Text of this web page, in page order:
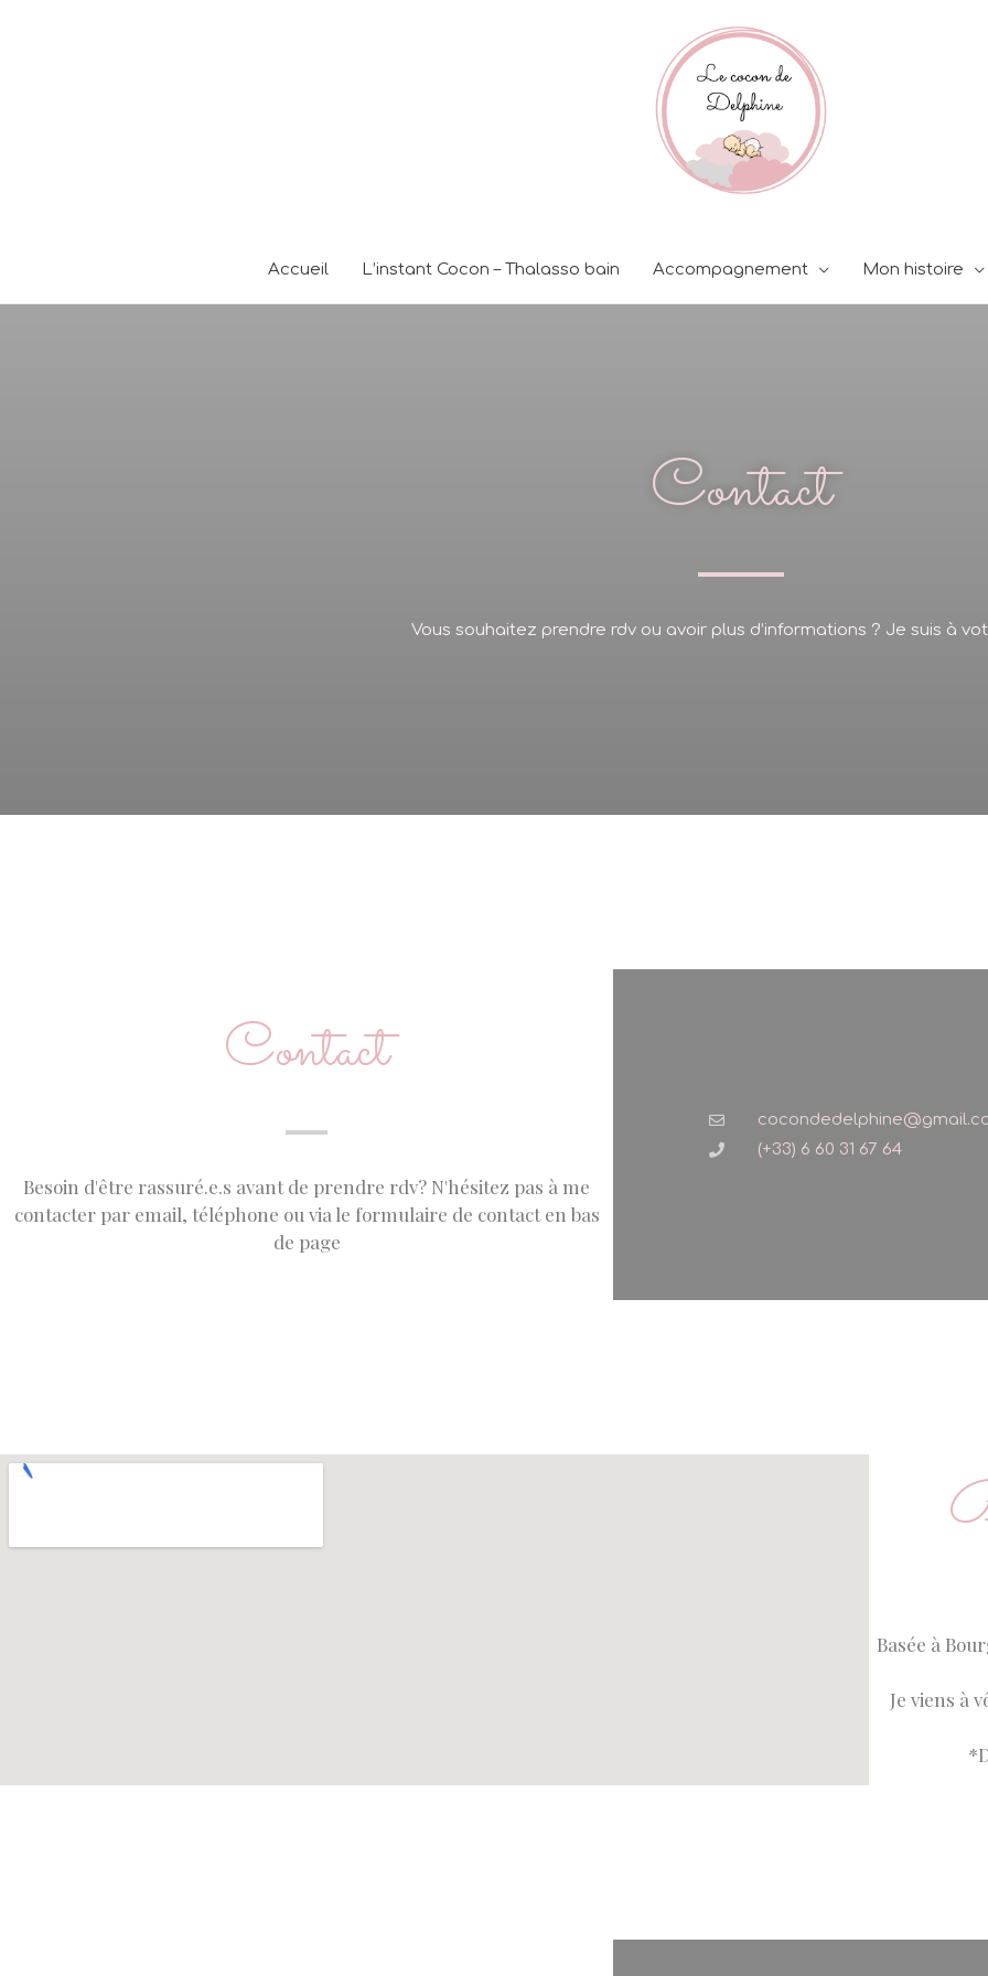
Accueil L’instant Cocon – Thalasso bain Accompagnement Mon histoire
Contact
Vous souhaitez prendre rdv ou avoir plus d’informations ? Je suis à
Contact
Besoin d'être rassuré.e.s avant de prendre rdv? N'hésitez pas à me
contacter par email, téléphone ou via le formulaire de contact en bas
de page
(+33) 6 60 31 67 64
Basée à
Je viens à